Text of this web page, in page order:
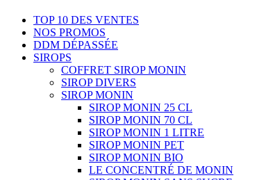
TOP 10 DES VENTES
NOS PROMOS
DDM DÉPASSÉE
SIROPS
COFFRET SIROP MONIN
SIROP DIVERS
SIROP MONIN
SIROP MONIN 25 CL
SIROP MONIN 70 CL
SIROP MONIN 1 LITRE
SIROP MONIN PET
SIROP MONIN BIO
LE CONCENTRÉ DE MONIN